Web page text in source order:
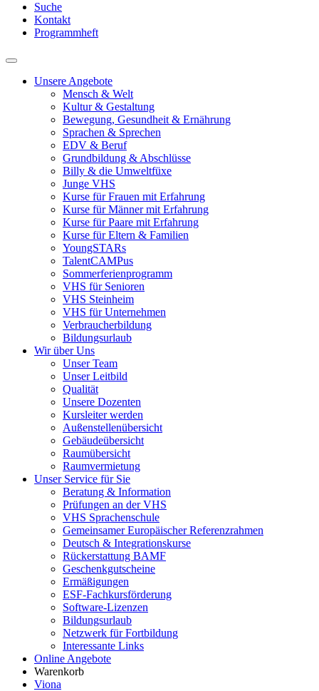
Suche
Kontakt
Programmheft
Unsere Angebote
Mensch & Welt
Kultur & Gestaltung
Bewegung, Gesundheit & Ernährung
Sprachen & Sprechen
EDV & Beruf
Grundbildung & Abschlüsse
Billy & die Umweltfüxe
Junge VHS
Kurse für Frauen mit Erfahrung
Kurse für Männer mit Erfahrung
Kurse für Paare mit Erfahrung
Kurse für Eltern & Familien
YoungSTARs
TalentCAMPus
Sommerferienprogramm
VHS für Senioren
VHS Steinheim
VHS für Unternehmen
Verbraucherbildung
Bildungsurlaub
Wir über Uns
Unser Team
Unser Leitbild
Qualität
Unsere Dozenten
Kursleiter werden
Außenstellenübersicht
Gebäudeübersicht
Raumübersicht
Raumvermietung
Unser Service für Sie
Beratung & Information
Prüfungen an der VHS
VHS Sprachenschule
Gemeinsamer Europäischer Referenzrahmen
Deutsch & Integrationskurse
Rückerstattung BAMF
Geschenkgutscheine
Ermäßigungen
ESF-Fachkursförderung
Software-Lizenzen
Bildungsurlaub
Netzwerk für Fortbildung
Interessante Links
Online Angebote
Warenkorb
Viona